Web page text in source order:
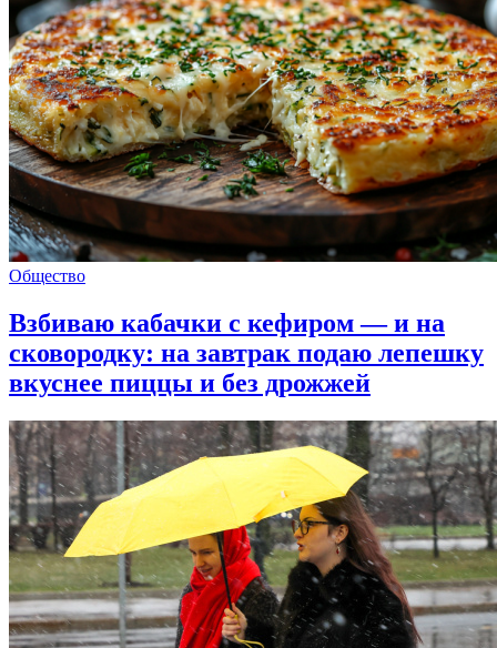
Общество
Взбиваю кабачки с кефиром — и на
сковородку: на завтрак подаю лепешку
вкуснее пиццы и без дрожжей